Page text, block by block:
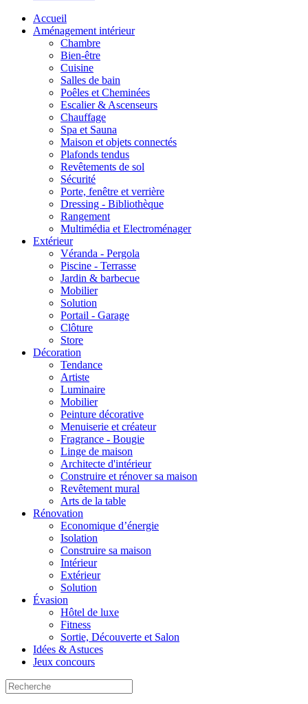
Accueil
Aménagement intérieur
Chambre
Bien-être
Cuisine
Salles de bain
Poêles et Cheminées
Escalier & Ascenseurs
Chauffage
Spa et Sauna
Maison et objets connectés
Plafonds tendus
Revêtements de sol
Sécurité
Porte, fenêtre et verrière
Dressing - Bibliothèque
Rangement
Multimédia et Electroménager
Extérieur
Véranda - Pergola
Piscine - Terrasse
Jardin & barbecue
Mobilier
Solution
Portail - Garage
Clôture
Store
Décoration
Tendance
Artiste
Luminaire
Mobilier
Peinture décorative
Menuiserie et créateur
Fragrance - Bougie
Linge de maison
Architecte d'intérieur
Construire et rénover sa maison
Revêtement mural
Arts de la table
Rénovation
Economique d’énergie
Isolation
Construire sa maison
Intérieur
Extérieur
Solution
Évasion
Hôtel de luxe
Fitness
Sortie, Découverte et Salon
Idées & Astuces
Jeux concours